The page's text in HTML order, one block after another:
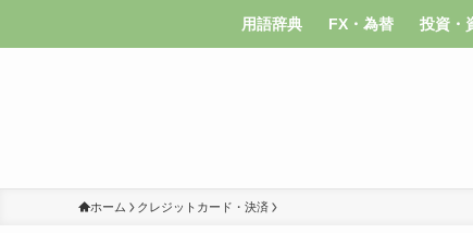
用語辞典 FX・為替 投資・
ホーム クレジットカード・決済